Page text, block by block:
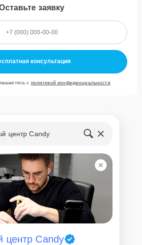
заявку
консультация
с политикой конфиденциальности
центр Candy
центр Candy